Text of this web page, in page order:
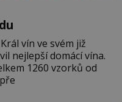
vín ve svém již
nejlepší domácí vína.
1260 vzorků od
pře